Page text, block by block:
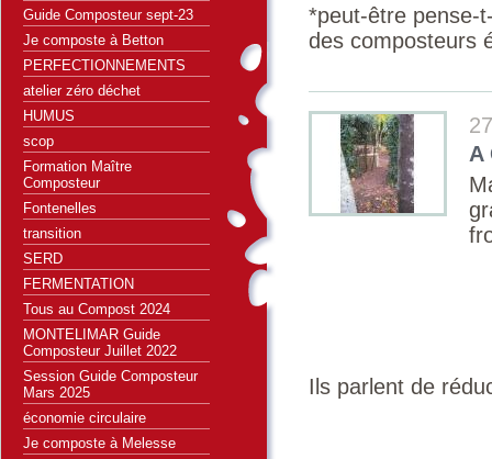
Guide Composteur sept-23
Je composte à Betton
PERFECTIONNEMENTS
atelier zéro déchet
HUMUS
scop
Formation Maître
Composteur
Fontenelles
transition
SERD
FERMENTATION
Tous au Compost 2024
MONTELIMAR Guide
Composteur Juillet 2022
Session Guide Composteur
Mars 2025
économie circulaire
Je composte à Melesse
*peut-être pense-
des composteurs
A
Ils parlent de